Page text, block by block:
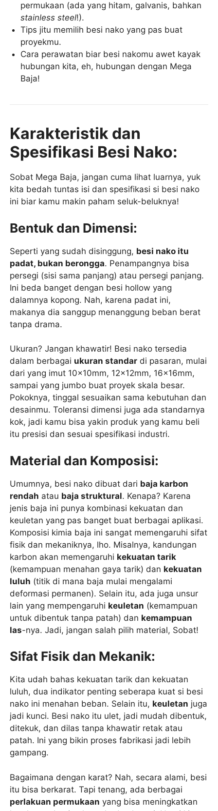
permukaan (ada yang hitam, galvanis, bahkan
stainless steel!).
Tips jitu memilih besi nako yang pas buat
proyekmu.
Cara perawatan biar besi nakomu awet kayak
hubungan kita, eh, hubungan dengan Mega
Baja!
Karakteristik dan
Spesifikasi Besi Nako:
Sobat Mega Baja, jangan cuma lihat luarnya, yuk
kita bedah tuntas isi dan spesifikasi si besi nako
ini biar kamu makin paham seluk-beluknya!
Bentuk dan Dimensi:
Seperti yang sudah disinggung, besi nako itu
padat, bukan berongga. Penampangnya bisa
persegi (sisi sama panjang) atau persegi panjang.
Ini beda banget dengan besi hollow yang
dalamnya kopong. Nah, karena padat ini,
makanya dia sanggup menanggung beban berat
tanpa drama.
Ukuran? Jangan khawatir! Besi nako tersedia
dalam berbagai ukuran standar di pasaran, mulai
dari yang imut 10x10mm, 12x12mm, 16x16mm,
sampai yang jumbo buat proyek skala besar.
Pokoknya, tinggal sesuaikan sama kebutuhan dan
desainmu. Toleransi dimensi juga ada standarnya
kok, jadi kamu bisa yakin produk yang kamu beli
itu presisi dan sesuai spesifikasi industri.
Material dan Komposisi:
Umumnya, besi nako dibuat dari baja karbon
rendah atau baja struktural. Kenapa? Karena
jenis baja ini punya kombinasi kekuatan dan
keuletan yang pas banget buat berbagai aplikasi.
Komposisi kimia baja ini sangat memengaruhi sifat
fisik dan mekaniknya, lho. Misalnya, kandungan
karbon akan memengaruhi kekuatan tarik
(kemampuan menahan gaya tarik) dan kekuatan
luluh (titik di mana baja mulai mengalami
deformasi permanen). Selain itu, ada juga unsur
lain yang mempengaruhi keuletan (kemampuan
untuk dibentuk tanpa patah) dan kemampuan
las-nya. Jadi, jangan salah pilih material, Sobat!
Sifat Fisik dan Mekanik:
Kita udah bahas kekuatan tarik dan kekuatan
luluh, dua indikator penting seberapa kuat si besi
nako ini menahan beban. Selain itu, keuletan juga
jadi kunci. Besi nako itu ulet, jadi mudah dibentuk,
ditekuk, dan dilas tanpa khawatir retak atau
patah. Ini yang bikin proses fabrikasi jadi lebih
gampang.
Bagaimana dengan karat? Nah, secara alami, besi
itu bisa berkarat. Tapi tenang, ada berbagai
perlakuan permukaan yang bisa meningkatkan